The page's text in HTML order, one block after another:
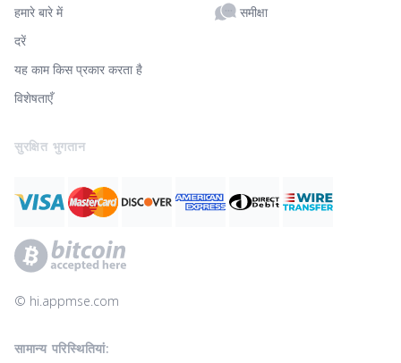
हमारे बारे में
दरें
यह काम किस प्रकार करता है
विशेषताएँ
समीक्षा
सुरक्षित भुगतान
© ‌hi.appmse.com
सामान्य परिस्थितियां: